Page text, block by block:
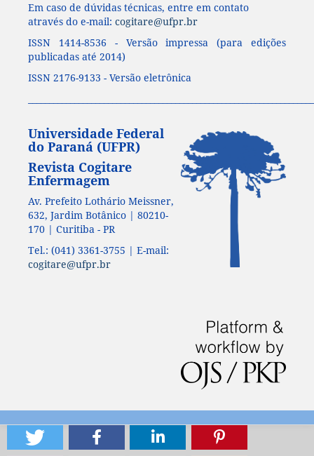
Em caso de dúvidas técnicas, entre em contato
através do e-mail: cogitare@ufpr.br
ISSN 1414-8536 - Versão impressa (para edições
publicadas até 2014)
ISSN 2176-9133 - Versão eletrônica
Universidade Federal
do Paraná (UFPR)
Revista Cogitare
Enfermagem
Av. Prefeito Lothário Meissner,
632, Jardim Botânico | 80210-
170 | Curitiba - PR
Tel.: (041) 3361-3755 | E-mail:
cogitare@ufpr.br